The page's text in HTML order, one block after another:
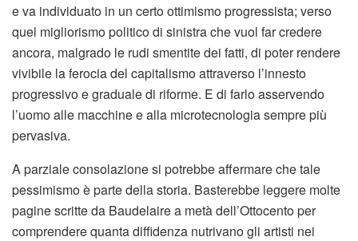
e va individuato in un certo ottimismo progressista; verso
quel migliorismo politico di sinistra che vuol far credere
ancora, malgrado le rudi smentite dei fatti, di poter rendere
vivibile la ferocia del capitalismo attraverso l’innesto
progressivo e graduale di riforme. E di farlo asservendo
l’uomo alle macchine e alla microtecnologia sempre più
pervasiva.
A parziale consolazione si potrebbe affermare che tale
pessimismo è parte della storia. Basterebbe leggere molte
pagine scritte da Baudelaire a metà dell’Ottocento per
comprendere quanta diffidenza nutrivano gli artisti nei